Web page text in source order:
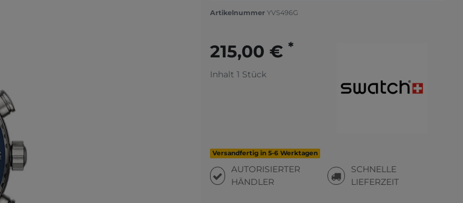
Artikelnummer YVS496G
215,00 € *
Inhalt 1 Stück
Versandfertig in 5-6 Werktagen
AUTORISIERTER
HÄNDLER
SCHNELLE
LIEFERZEIT